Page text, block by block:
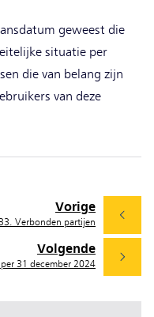
geweest die
situatie per
die van belang zijn
van deze
Volgende
31 december 2024
Vorige
Verbonden partijen